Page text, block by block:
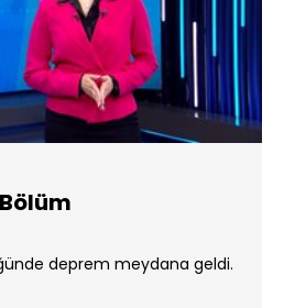
deprem meydana geldi.